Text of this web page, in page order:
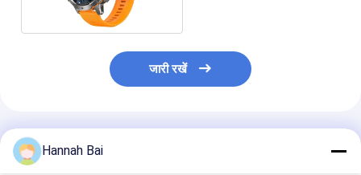
जारी रखें
अनुशंसित उत्पाद
Hannah Bai